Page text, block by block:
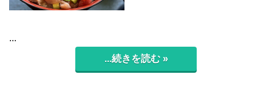
...
...続きを読む »